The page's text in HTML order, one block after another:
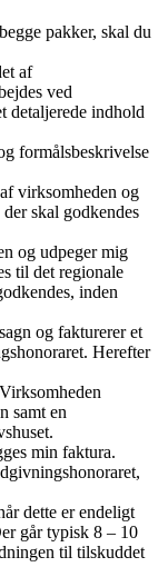
pakker, skal du
af
ved
detaljerede indhold
formålsbeskrivelse
virksomheden og
skal godkendes
og udpeger mig
til det regionale
inden
og fakturerer et
Herefter
samt en
min faktura.
dette er endeligt
går typisk 8 – 10
til tilskuddet